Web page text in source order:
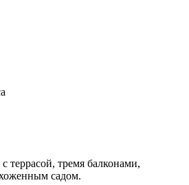
террасой, тремя балконами,
садом.